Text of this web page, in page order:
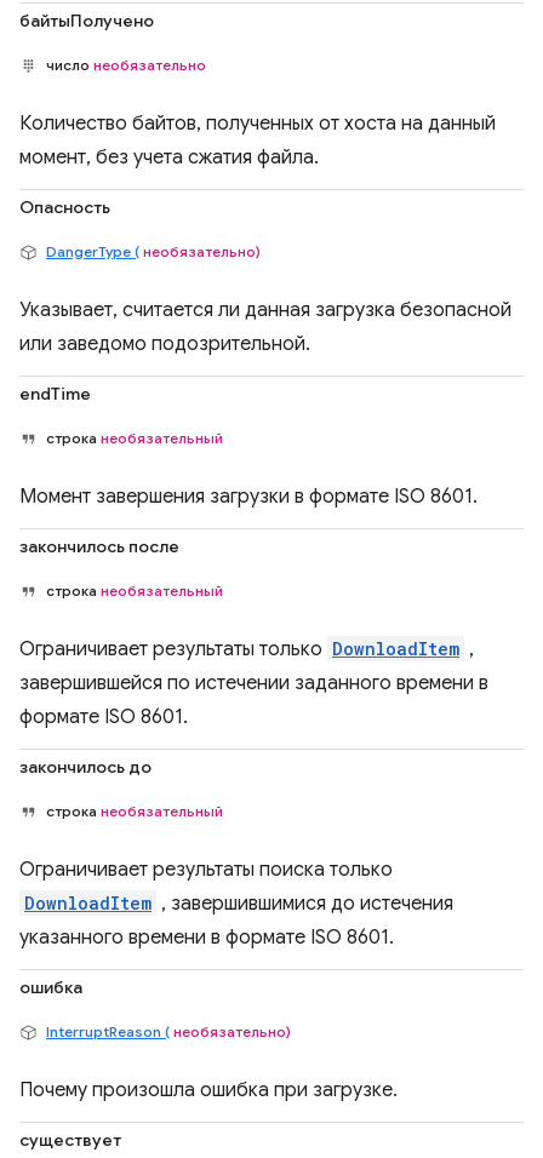
байтыПолучено
число необязательно
Количество байтов, полученных от хоста на данный
момент, без учета сжатия файла.
Опасность
DangerType ( необязательно)
Указывает, считается ли данная загрузка безопасной
или заведомо подозрительной.
endTime
строка необязательный
Момент завершения загрузки в формате ISO 8601.
закончилось после
строка необязательный
Ограничивает результаты только DownloadItem ,
завершившейся по истечении заданного времени в
формате ISO 8601.
закончилось до
строка необязательный
Ограничивает результаты поиска только
DownloadItem , завершившимися до истечения
указанного времени в формате ISO 8601.
ошибка
InterruptReason ( необязательно)
Почему произошла ошибка при загрузке.
существует